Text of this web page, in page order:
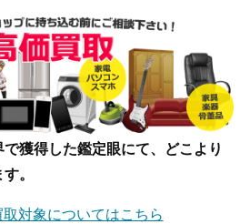
獲得した鑑定眼にて、どこより
。
取対象についてはこちら